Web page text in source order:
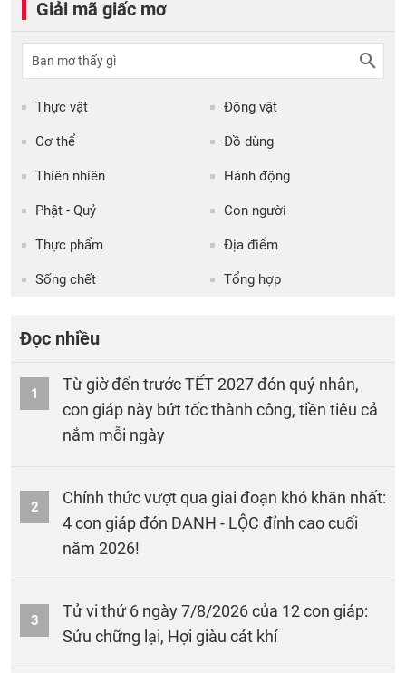
Giải mã giấc mơ
Thực vật Động vật
Cơ thể Đồ dùng
Thiên nhiên Hành động
Phật - Quỷ Con người
Thực phẩm Địa điểm
Sống chết Tổng hợp
Đọc nhiều
1
Từ giờ đến trước TẾT 2027 đón quý nhân,
con giáp này bứt tốc thành công, tiền tiêu cả
nắm mỗi ngày
2
Chính thức vượt qua giai đoạn khó khăn nhất:
4 con giáp đón DANH - LỘC đỉnh cao cuối
năm 2026!
3
Tử vi thứ 6 ngày 7/8/2026 của 12 con giáp:
Sửu chững lại, Hợi giàu cát khí